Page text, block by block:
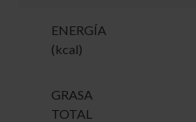
ENERGÍA
(kcal)
GRASA
TOTAL